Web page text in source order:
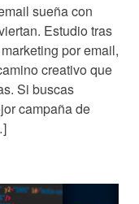
sueña con
Estudio tras
por email,
creativo que
Si buscas
campaña de